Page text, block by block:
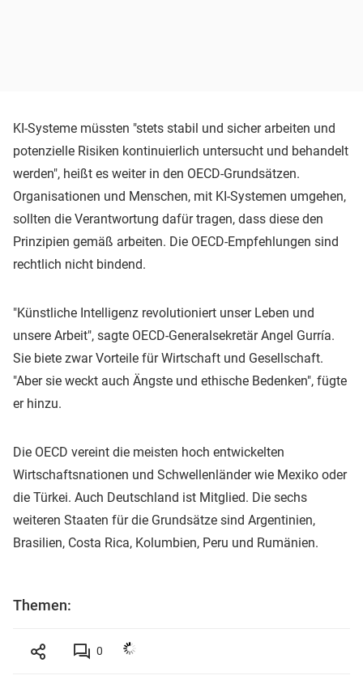
KI-Systeme müssten "stets stabil und sicher arbeiten und
potenzielle Risiken kontinuierlich untersucht und behandelt
werden", heißt es weiter in den OECD-Grundsätzen.
Organisationen und Menschen, mit KI-Systemen umgehen,
sollten die Verantwortung dafür tragen, dass diese den
Prinzipien gemäß arbeiten. Die OECD-Empfehlungen sind
rechtlich nicht bindend.
"Künstliche Intelligenz revolutioniert unser Leben und
unsere Arbeit", sagte OECD-Generalsekretär Angel Gurría.
Sie biete zwar Vorteile für Wirtschaft und Gesellschaft.
"Aber sie weckt auch Ängste und ethische Bedenken", fügte
er hinzu.
Die OECD vereint die meisten hoch entwickelten
Wirtschaftsnationen und Schwellenländer wie Mexiko oder
die Türkei. Auch Deutschland ist Mitglied. Die sechs
weiteren Staaten für die Grundsätze sind Argentinien,
Brasilien, Costa Rica, Kolumbien, Peru und Rumänien.
Themen:
0